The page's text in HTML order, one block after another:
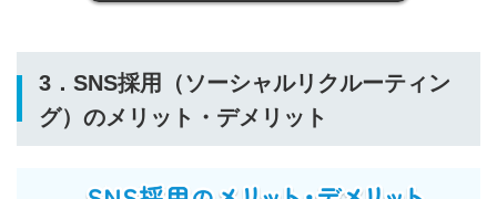
3．SNS採用（ソーシャルリクルーティン
グ）のメリット・デメリット